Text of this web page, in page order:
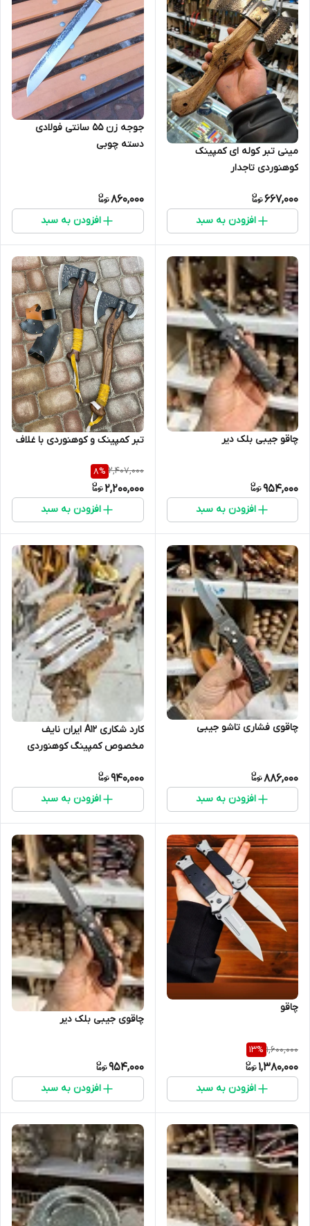
مینی تبر کوله ای کمپینک
کوهنوردی تاجدار
667,000
افزودن به سبد
جوجه زن 55 سانتی فولادی
دسته چوبی
860,000
افزودن به سبد
چاقو جیبی بلک دیر
954,000
افزودن به سبد
تبر کمپینک و کوهنوردی با غلاف
2,407,000
8%
2,200,000
افزودن به سبد
چاقوی فشاری تاشو جیبی
886,000
افزودن به سبد
کارد شکاری A12 ایران نایف
مخصوص کمپینگ کوهنوردی
940,000
افزودن به سبد
چاقو
1,600,000
13%
1,380,000
افزودن به سبد
چاقوی جیبی بلک دیر
954,000
افزودن به سبد